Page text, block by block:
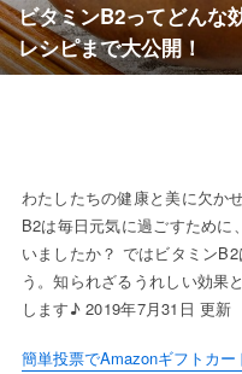
ビタミンB2ってどんな
レシピまで大公開！
わたしたちの健康と美に欠か
B2は毎日元気に過ごすために
いましたか？ ではビタミン
う。知られざるうれしい効果
します♪ 2019年7月31日 更新
簡単投票でAmazonギフトカー